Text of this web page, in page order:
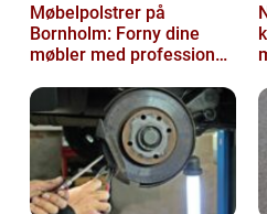
Møbelpolstrer på
Bornholm: Forny dine
møbler med professionel